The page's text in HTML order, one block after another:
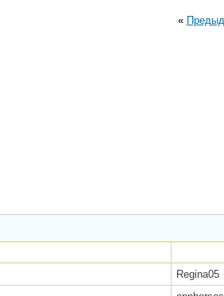
«
Regina05